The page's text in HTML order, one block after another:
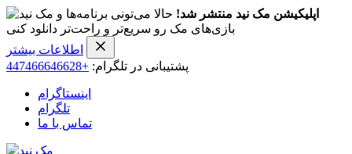
اپلیکیشن مک نید منتشر شد! حالا می‌تونی برنامه‌ها و
بازی‌های مک رو سریع‌تر و راحت‌تر دانلود کنی
اطلاعات بیشتر
پشتیبانی در تلگرام: +447466646628
اینستاگرام
تلگرام
تماس با ما